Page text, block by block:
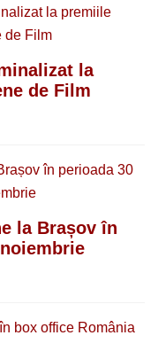
la
de Film
la Brașov în